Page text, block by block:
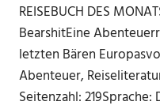
REISEBUCH DES
BearshitEine
letzten Bären
Abenteuer,
Seitenzahl: 219Sprache: